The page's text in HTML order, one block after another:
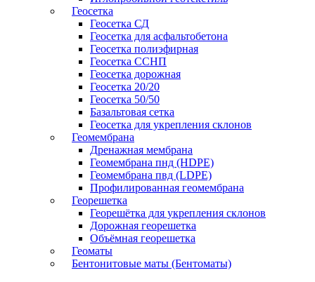
Геосетка
Геосетка СД
Геосетка для асфальтобетона
Геосетка полиэфирная
Геосетка ССНП
Геосетка дорожная
Геосетка 20/20
Геосетка 50/50
Базальтовая сетка
Геосетка для укрепления склонов
Геомембрана
Дренажная мембрана
Геомембрана пнд (HDPE)
Геомембрана пвд (LDPE)
Профилированная геомембрана
Георешетка
Георешётка для укрепления склонов
Дорожная георешетка
Объёмная георешетка
Геоматы
Бентонитовые маты (Бентоматы)